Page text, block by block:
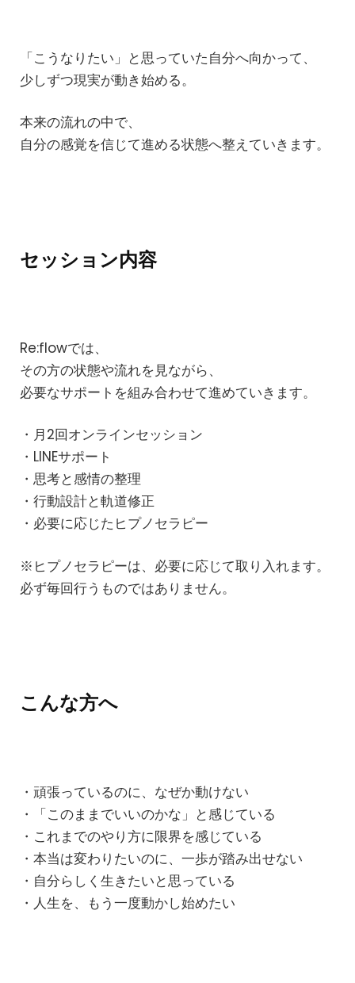
「こうなりたい」と思っていた自分へ向かって、
少しずつ現実が動き始める。
本来の流れの中で、
自分の感覚を信じて進める状態へ整えていきます。
セッション内容
Re:flowでは、
その方の状態や流れを見ながら、
必要なサポートを組み合わせて進めていきます。
・月2回オンラインセッション
・LINEサポート
・思考と感情の整理
・行動設計と軌道修正
・必要に応じたヒプノセラピー
※ヒプノセラピーは、必要に応じて取り入れます。
必ず毎回行うものではありません。
こんな方へ
・頑張っているのに、なぜか動けない
・「このままでいいのかな」と感じている
・これまでのやり方に限界を感じている
・本当は変わりたいのに、一歩が踏み出せない
・自分らしく生きたいと思っている
・人生を、もう一度動かし始めたい